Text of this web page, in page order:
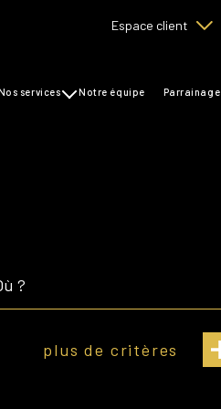
Espace client
nos services notre équipe parrainage
plus de critères